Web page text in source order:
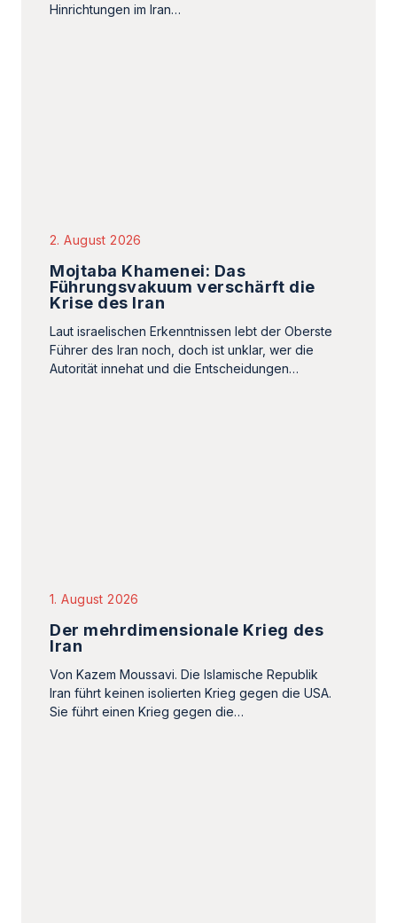
Hinrichtungen im Iran…
2. August 2026
Mojtaba Khamenei: Das
Führungsvakuum verschärft die
Krise des Iran
Laut israelischen Erkenntnissen lebt der Oberste
Führer des Iran noch, doch ist unklar, wer die
Autorität innehat und die Entscheidungen…
1. August 2026
Der mehrdimensionale Krieg des
Iran
Von Kazem Moussavi. Die Islamische Republik
Iran führt keinen isolierten Krieg gegen die USA.
Sie führt einen Krieg gegen die…